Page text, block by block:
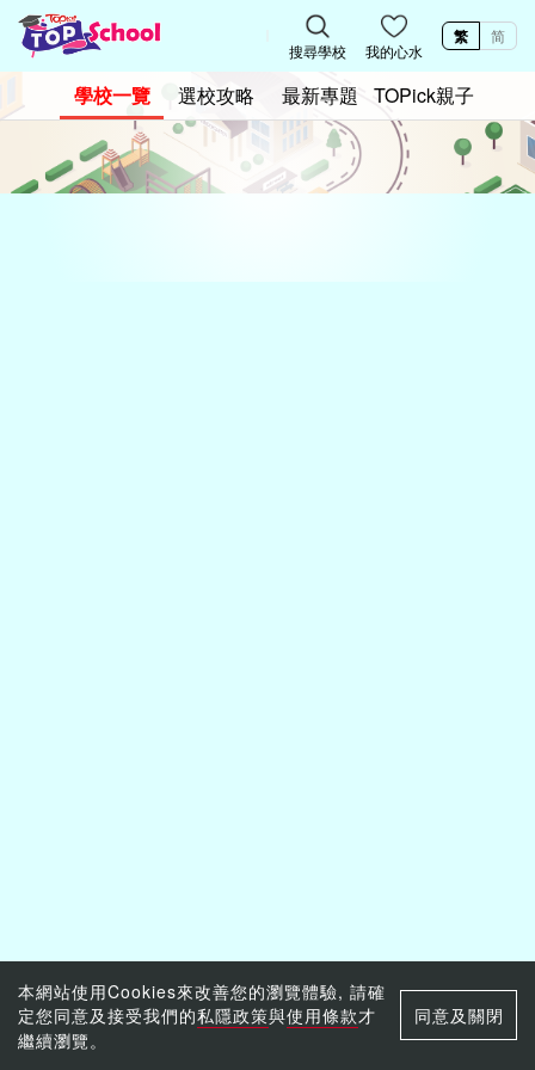
搜尋學校 我的心水
繁 简
學校一覽 選校攻略 最新專題 TOPick親子
本網站使用Cookies來改善您的瀏覽體驗, 請確
定您同意及接受我們的私隱政策與使用條款才
繼續瀏覽。
同意及關閉